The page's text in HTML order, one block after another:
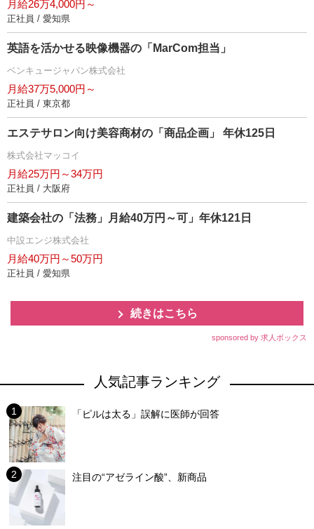
月給26万4,000円～
正社員 / 愛知県
英語を活かせる映像機器の「MarCom担当」
ベンキュージャパン株式会社
月給37万5,000円～
正社員 / 東京都
エステサロン向け美容商材の「商品企画」 年休125日
株式会社マッコイ
月給25万円～34万円
正社員 / 大阪府
建築会社の「法務」月給40万円～可」年休121日
中設エンジ株式会社
月給40万円～50万円
正社員 / 愛知県
続きはこちら
sponsored by 求人ボックス
人気記事ランキング
「ピルは太る」誤解に医師が回答
注目の“アゼライン酸”、新商品